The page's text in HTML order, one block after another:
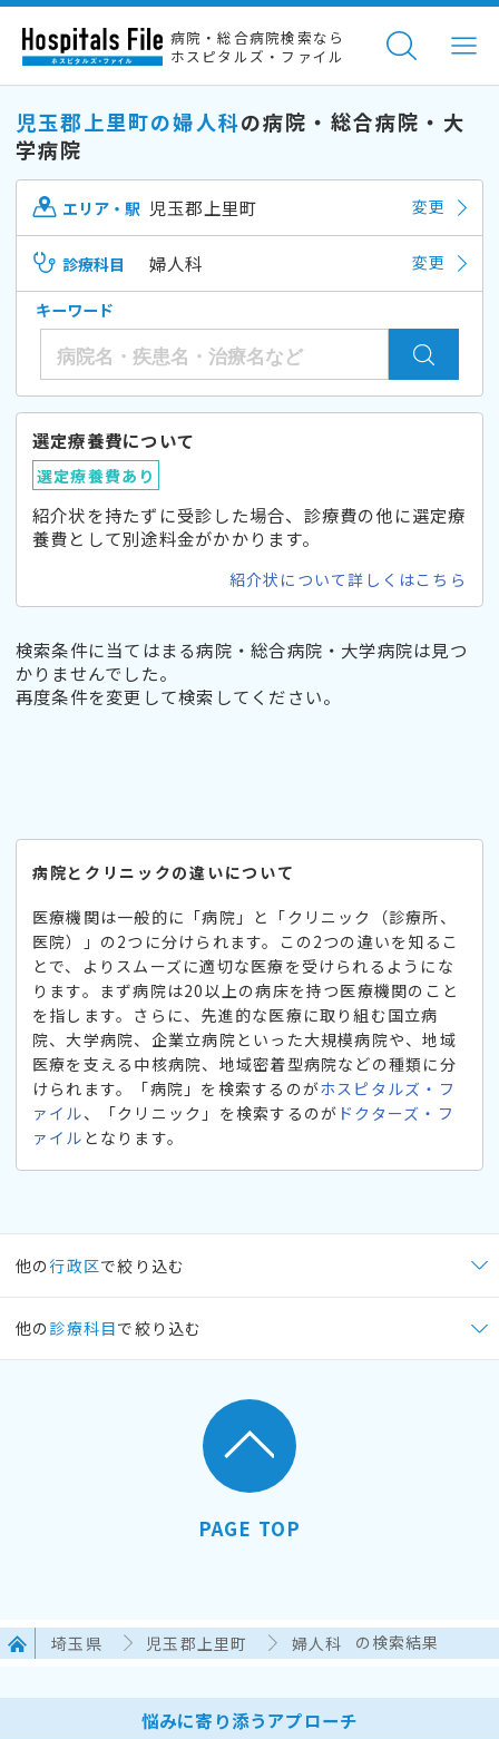
病院・総合病院検索なら
ホスピタルズ・ファイル
児玉郡上里町の婦人科の病院・総合病院・大
学病院
エリア・駅 児玉郡上里町 変更
診療科目 婦人科 変更
キーワード
選定療養費について
選定療養費あり
紹介状を持たずに受診した場合、診療費の他に選定療
養費として別途料金がかかります。
紹介状について詳しくはこちら
検索条件に当てはまる病院・総合病院・大学病院は見つ
かりませんでした。
再度条件を変更して検索してください。
病院とクリニックの違いについて
医療機関は一般的に「病院」と「クリニック（診療所、
医院）」の2つに分けられます。この2つの違いを知るこ
とで、よりスムーズに適切な医療を受けられるようにな
ります。まず病院は20以上の病床を持つ医療機関のこと
を指します。さらに、先進的な医療に取り組む国立病
院、大学病院、企業立病院といった大規模病院や、地域
医療を支える中核病院、地域密着型病院などの種類に分
けられます。「病院」を検索するのがホスピタルズ・フ
ァイル、「クリニック」を検索するのが ドクターズ・フ
ァイル となります。
他の行政区で絞り込む
他の 診療科目で絞り込む
PAGE TOP
埼玉県 児玉郡上里町 婦人科 の検索結果
悩みに寄り添うアプローチ